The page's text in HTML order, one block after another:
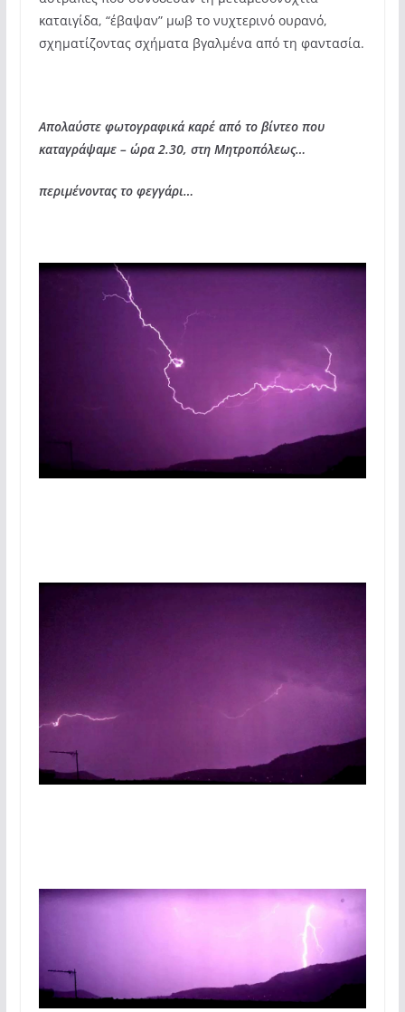
καταιγίδα, “έβαψαν” μωβ το νυχτερινό ουρανό,
σχηματίζοντας σχήματα βγαλμένα από τη φαντασία.
Απολαύστε φωτογραφικά καρέ από το βίντεο που
καταγράψαμε – ώρα 2.30, στη Μητροπόλεως…
περιμένοντας το φεγγάρι…